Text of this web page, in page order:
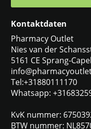
Kontaktdaten
Pharmacy Outlet
Nies van der
5161 CE Sprang-
Tel:+31880111170
Whatsapp:
KvK nummer:
BTW nummer: